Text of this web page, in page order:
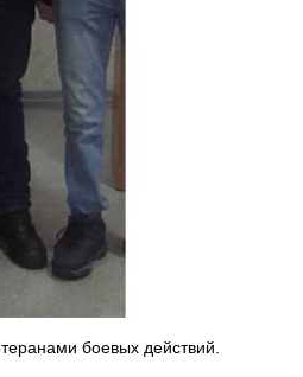
боевых действий.